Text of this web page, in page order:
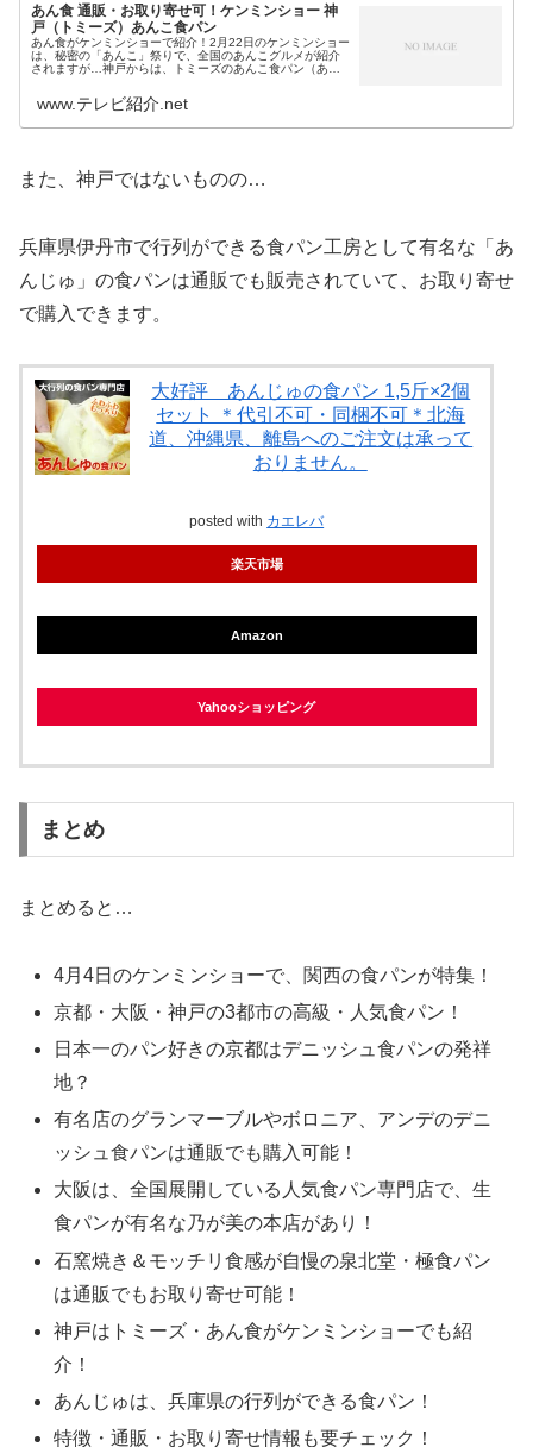
あん食 通販・お取り寄せ可！ケンミンショー 神
戸（トミーズ）あんこ食パン
あん食がケンミンショーで紹介！2月22日のケンミンショー
は、秘密の「あんこ」祭りで、全国のあんこグルメが紹介
されますが…神戸からは、トミーズのあんこ食パン（あん
ミンショーで紹介される神戸の...
www.テレビ紹介.net
また、神戸ではないものの…
兵庫県伊丹市で行列ができる食パン工房として有名な「あ
んじゅ」の食パンは通販でも販売されていて、お取り寄せ
で購入できます。
大好評 あんじゅの食パン 1,5斤×2個
セット ＊代引不可・同梱不可＊北海
道、沖縄県、離島へのご注文は承って
おりません。
posted with カエレバ
楽天市場
Amazon
Yahooショッピング
まとめ
まとめると…
4月4日のケンミンショーで、関西の食パンが特集！
京都・大阪・神戸の3都市の高級・人気食パン！
日本一のパン好きの京都はデニッシュ食パンの発祥
地？
有名店のグランマーブルやボロニア、アンデのデニ
ッシュ食パンは通販でも購入可能！
大阪は、全国展開している人気食パン専門店で、生
食パンが有名な乃が美の本店があり！
石窯焼き＆モッチリ食感が自慢の泉北堂・極食パン
は通販でもお取り寄せ可能！
神戸はトミーズ・あん食がケンミンショーでも紹
介！
あんじゅは、兵庫県の行列ができる食パン！
特徴・通販・お取り寄せ情報も要チェック！